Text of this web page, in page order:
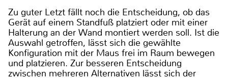
Zu guter Letzt fällt noch die Entscheidung, ob das
Gerät auf einem Standfuß platziert oder mit einer
Halterung an der Wand montiert werden soll. Ist die
Auswahl getroffen, lässt sich die gewählte
Konfiguration mit der Maus frei im Raum bewegen
und platzieren. Zur besseren Entscheidung
zwischen mehreren Alternativen lässt sich der